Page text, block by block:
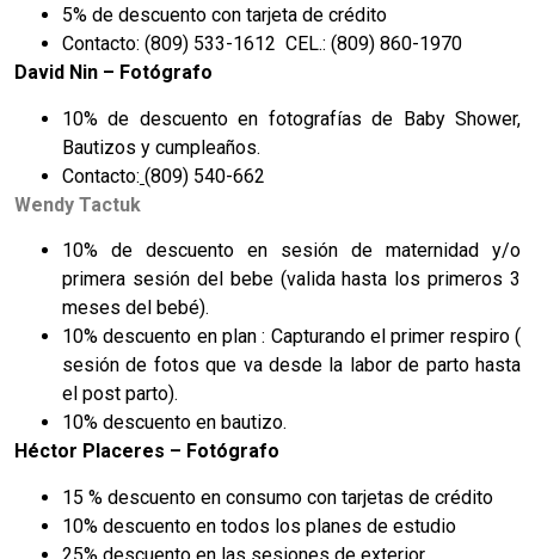
5% de descuento con tarjeta de crédito
Contacto: (809) 533-1612 CEL.: (809) 860-1970
David Nin – Fotógrafo
10% de descuento en fotografías de Baby Shower,
Bautizos y cumpleaños.
Contacto: (809) 540-662
Wendy Tactuk
10% de descuento en sesión de maternidad y/o
primera sesión del bebe (valida hasta los primeros 3
meses del bebé).
10% descuento en plan : Capturando el primer respiro (
sesión de fotos que va desde la labor de parto hasta
el post parto).
10% descuento en bautizo.
Héctor Placeres – Fotógrafo
15 % descuento en consumo con tarjetas de crédito
10% descuento en todos los planes de estudio
25% descuento en las sesiones de exterior.